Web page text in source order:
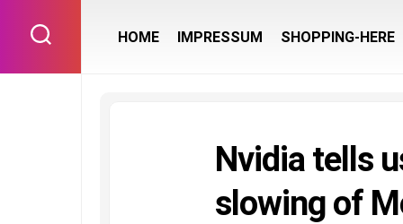
content
HOME IMPRESSUM SHOPPING-HERE
Nvidia tells
slowing of